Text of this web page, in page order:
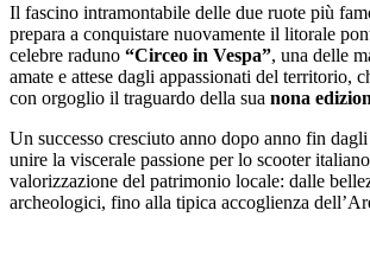
Il fascino intramontabile delle due ruote più
prepara a conquistare nuovamente il litorale
celebre raduno “Circeo in Vespa”, una delle
amate e attese dagli appassionati del territorio,
con orgoglio il traguardo della sua nona
Un successo cresciuto anno dopo anno fin
unire la viscerale passione per lo scooter
valorizzazione del patrimonio locale: dalle
archeologici, fino alla tipica accoglienza